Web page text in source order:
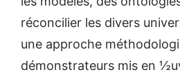
réconcilier les divers
une approche
démonstrateurs mis en